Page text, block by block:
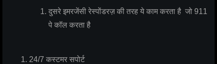
दुसरे इमरजेंसी रेस्पोंडरज़ की तरह ये काम करता है जो 911
पे कॉल करता है
24/7 कस्टमर सपोर्ट